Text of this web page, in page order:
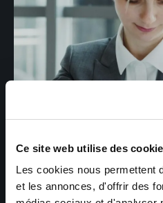
Ce site web utilise des
Les cookies nous permettent
et les annonces, d'offrir des